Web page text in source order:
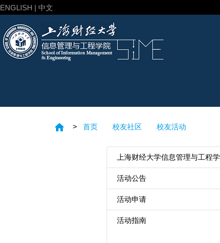
ENGLISH | 中文
home > 首页 校友社区 校友活动
上海财经大学信息管理与工程
活动公告
活动申请
活动指南